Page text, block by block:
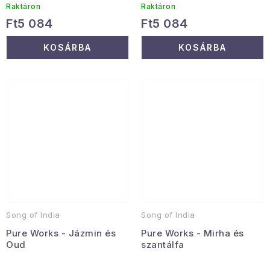
Raktáron
Ft5 084
KOSÁRBA
Raktáron
Ft5 084
KOSÁRBA
Song of India
Pure Works - Jázmin és
Oud
Song of India
Pure Works - Mirha és
szantálfa